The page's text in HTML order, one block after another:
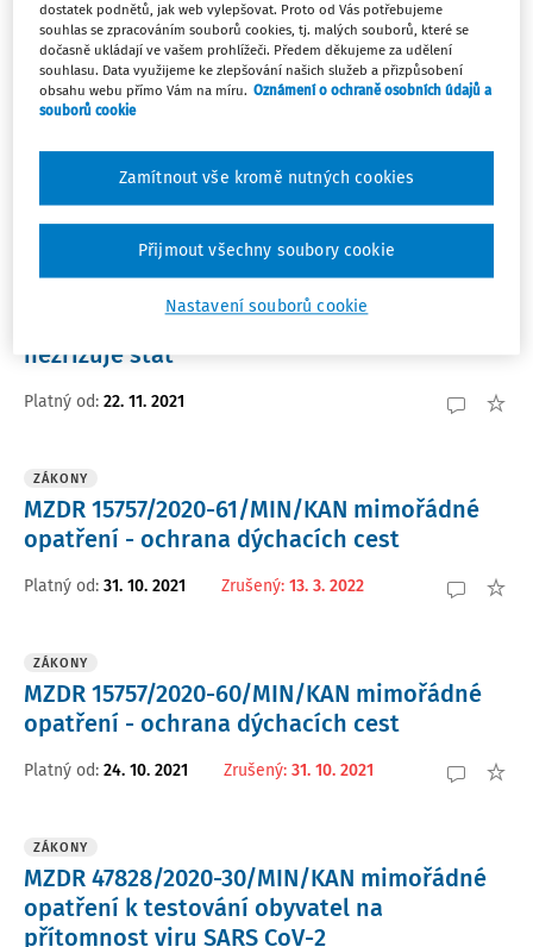
MZDR 47828/2020-31/MIN/KAN mimořádné
opatření - testování obyvatel na
přítomnost viru SARS CoV-2
ZÁKONY
MSMT-31203/2021-1 stanovení dalších fi
nančních prostředků státního rozpočtu na
výdaje spojené s činností základních škol,
středních škol nebo konzervatoří, které
nezřizuje stát
Platný od: 22. 11. 2021
ZÁKONY
MZDR 15757/2020-61/MIN/KAN mimořádné
opatření - ochrana dýchacích cest
Platný od: 31. 10. 2021 Zrušený: 13. 3. 2022
ZÁKONY
MZDR 15757/2020-60/MIN/KAN mimořádné
opatření - ochrana dýchacích cest
Platný od: 24. 10. 2021 Zrušený: 31. 10. 2021
ZÁKONY
MZDR 47828/2020-30/MIN/KAN mimořádné
opatření k testování obyvatel na
přítomnost viru SARS CoV-2
dostatek podnětů, jak web vylepšovat. Proto od Vás potřebujeme
souhlas se zpracováním souborů cookies, tj. malých souborů, které se
dočasně ukládají ve vašem prohlížeči. Předem děkujeme za udělení
souhlasu. Data využijeme ke zlepšování našich služeb a přizpůsobení
obsahu webu přímo Vám na míru. Oznámení o ochraně osobních údajů a
souborů cookie
Nastavení souborů cookie
Zamítnout vše kromě nutných cookies
Přijmout všechny soubory cookie